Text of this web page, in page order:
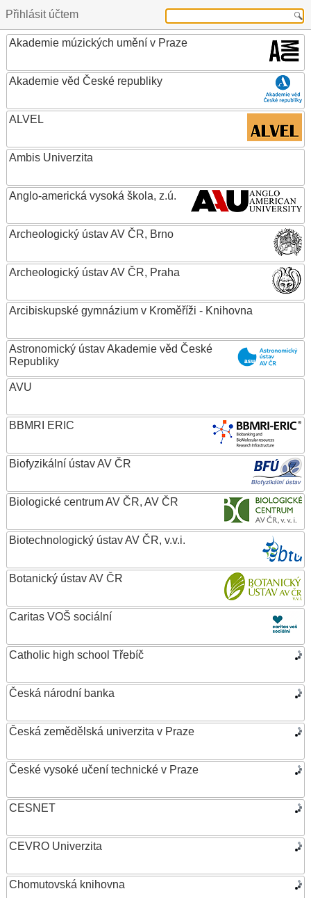
Přihlásit účtem
Akademie múzických umění v Praze
Akademie věd České republiky
ALVEL
Ambis Univerzita
Anglo-americká vysoká škola, z.ú.
Archeologický ústav AV ČR, Brno
Archeologický ústav AV ČR, Praha
Arcibiskupské gymnázium v Kroměříži - Knihovna
Astronomický ústav Akademie věd České
Republiky
AVU
BBMRI ERIC
Biofyzikální ústav AV ČR
Biologické centrum AV ČR, AV ČR
Biotechnologický ústav AV ČR, v.v.i.
Botanický ústav AV ČR
Caritas VOŠ sociální
Catholic high school Třebíč
Česká národní banka
Česká zemědělská univerzita v Praze
České vysoké učení technické v Praze
CESNET
CEVRO Univerzita
Chomutovská knihovna